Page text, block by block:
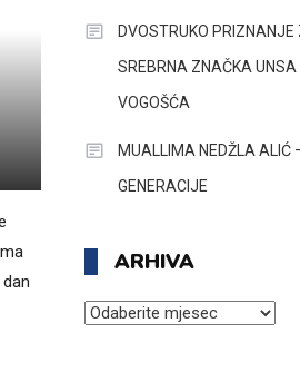
DVOSTRUKO
SREBRNA ZNAČKA UNSA
VOGOŠĆA
MUALLIMA NEDŽLA ALIĆ
GENERACIJE
ARHIVA
ARHIVA